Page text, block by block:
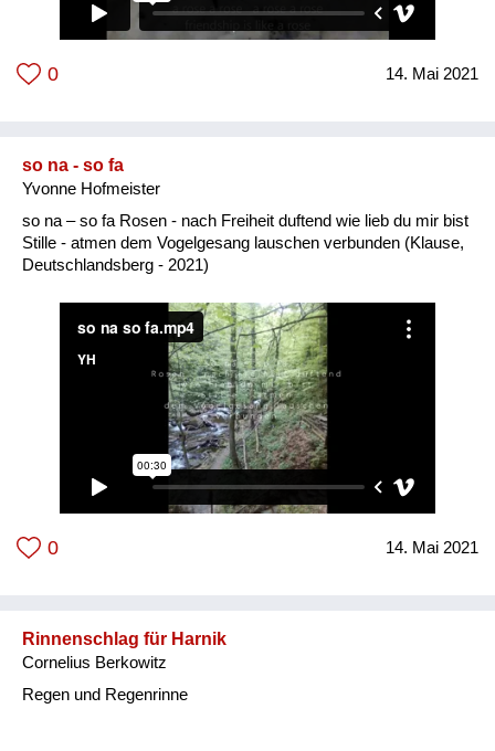
0 14. Mai 2021
so na - so fa
Yvonne Hofmeister
so na – so fa Rosen - nach Freiheit duftend wie lieb du mir bist
Stille - atmen dem Vogelgesang lauschen verbunden (Klause,
Deutschlandsberg - 2021)
0 14. Mai 2021
Rinnenschlag für Harnik
Cornelius Berkowitz
Regen und Regenrinne